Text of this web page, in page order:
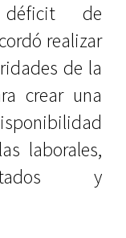
de
realizar
de la
crear una
laborales,
y